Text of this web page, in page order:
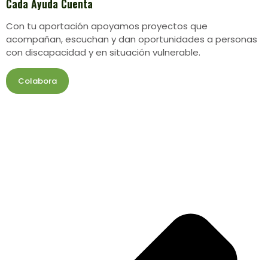
Cada Ayuda Cuenta
Con tu aportación apoyamos proyectos que
acompañan, escuchan y dan oportunidades a personas
con discapacidad y en situación vulnerable.
Colabora